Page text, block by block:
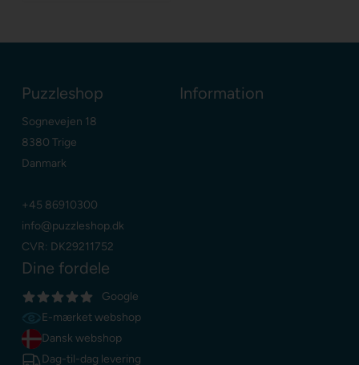
Puzzleshop
Sognevejen 18
8380 Trige
Danmark
+45 86910300
info@puzzleshop.dk
CVR: DK29211752
Information
Dine fordele
Google
E-mærket webshop
Dansk webshop
Dag-til-dag levering